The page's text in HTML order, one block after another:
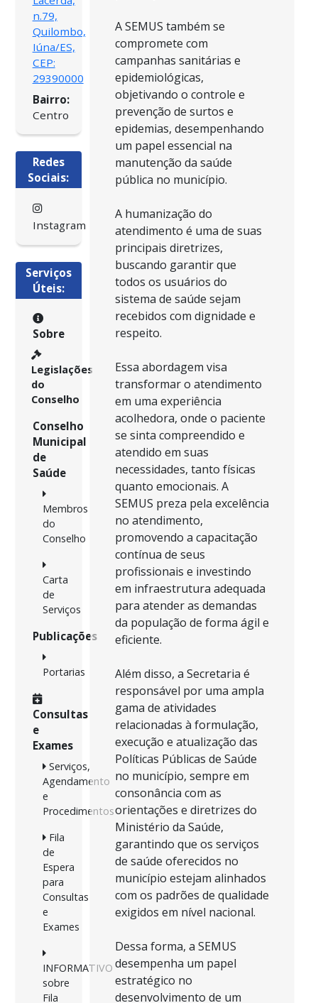
n.79,
Quilombo,
Iúna/ES,
CEP:
29390000
Bairro:
Centro
Redes
Sociais:
Instagram
Serviços
Úteis:
Sobre
Legislações
do
Conselho
Conselho
Municipal
de
Saúde
Membros
do
Conselho
Carta
de
Serviços
Publicações
Portarias
Consultas
e
Exames
Serviços,
Agendamento
e
Procedimentos
Fila
de
Espera
para
Consultas
e
Exames
INFORMATIVO
sobre
Fila
A SEMUS também se
compromete com
campanhas sanitárias e
epidemiológicas,
objetivando o controle e
prevenção de surtos e
epidemias, desempenhando
um papel essencial na
manutenção da saúde
pública no município.
A humanização do
atendimento é uma de suas
principais diretrizes,
buscando garantir que
todos os usuários do
sistema de saúde sejam
recebidos com dignidade e
respeito.
Essa abordagem visa
transformar o atendimento
em uma experiência
acolhedora, onde o paciente
se sinta compreendido e
atendido em suas
necessidades, tanto físicas
quanto emocionais. A
SEMUS preza pela excelência
no atendimento,
promovendo a capacitação
contínua de seus
profissionais e investindo
em infraestrutura adequada
para atender as demandas
da população de forma ágil e
eficiente.
Além disso, a Secretaria é
responsável por uma ampla
gama de atividades
relacionadas à formulação,
execução e atualização das
Políticas Públicas de Saúde
no município, sempre em
consonância com as
orientações e diretrizes do
Ministério da Saúde,
garantindo que os serviços
de saúde oferecidos no
município estejam alinhados
com os padrões de qualidade
exigidos em nível nacional.
Dessa forma, a SEMUS
desempenha um papel
estratégico no
desenvolvimento de um